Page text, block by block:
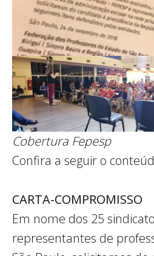
Cobertura Fepesp
Confira a seguir o
CARTA-COMPROMISSO
Em nome dos 25
representantes de